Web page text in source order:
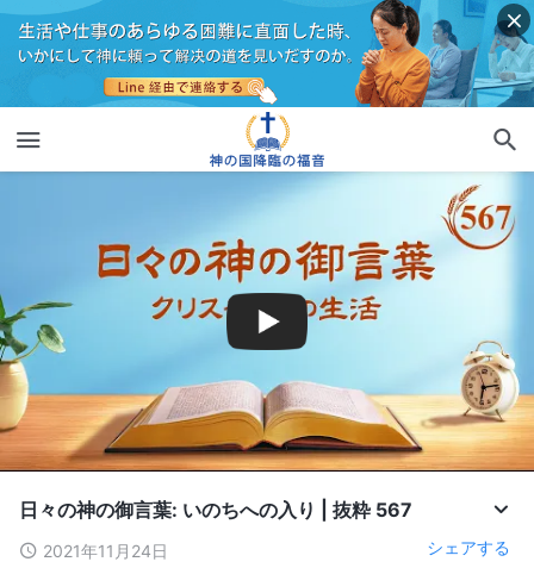
日々の神の御言葉: いのちへの入り | 抜粋 567
2021年11月24日 シェアする